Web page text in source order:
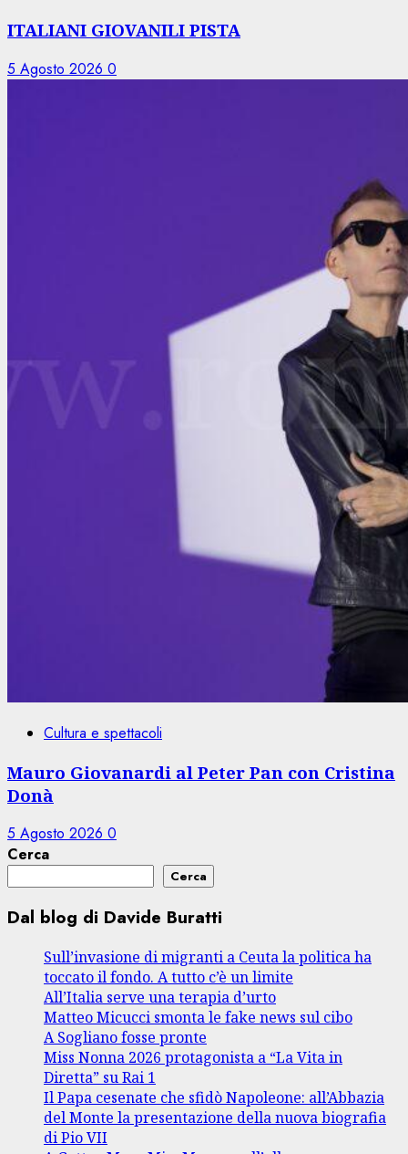
ITALIANI GIOVANILI PISTA
5 Agosto 2026 0
Cultura e spettacoli
Mauro Giovanardi al Peter Pan con Cristina
Donà
5 Agosto 2026 0
Cerca
Cerca
Dal blog di Davide Buratti
Sull’invasione di migranti a Ceuta la politica ha
toccato il fondo. A tutto c’è un limite
All’Italia serve una terapia d’urto
Matteo Micucci smonta le fake news sul cibo
A Sogliano fosse pronte
Miss Nonna 2026 protagonista a “La Vita in
Diretta” su Rai 1
Il Papa cesenate che sfidò Napoleone: all’Abbazia
del Monte la presentazione della nuova biografia
di Pio VII